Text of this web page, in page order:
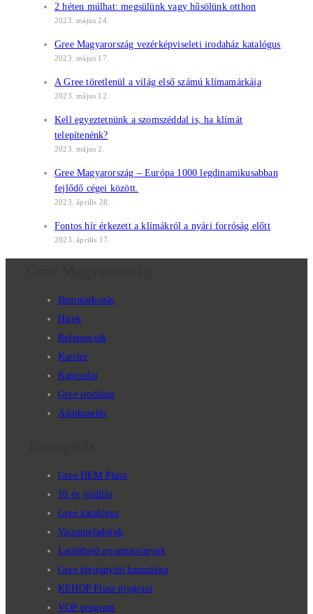
2 héten múlhat: megsülünk vagy hűsölünk otthon
2023. május 24.
Gree Magyarország vezérképviseleti irodaház katalógus
2023. május 17.
A Gree töretlenül a világ első számú klímamárkája
2023. május 12.
Kell egyeztetnünk a szomszéddal is, ha klímát
telepítenénk?
2023. május 2.
Gree Magyarország – Európa 1000 legdinamikusabban
fejlődő cégei között.
2023. április 28.
Fontos hír érkezett a klímákról a nyári forróság előtt
2023. április 17.
Bemutatkozás
Hírek
Referenciák
Karrier
Kapcsolat
Gree irodaház
Adatkezelés
Gree HEM Plusz
10 év jótállás
Gree katalógus
Viszonteladóink
Letölthető nyomtatványok
Gree távirányító használata
KEHOP Plusz program
VOP program